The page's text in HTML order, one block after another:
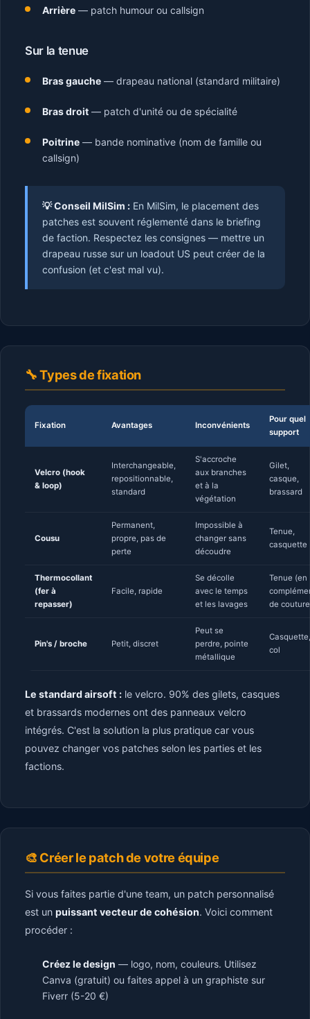
Arrière — patch humour ou callsign
Sur la tenue
Bras gauche — drapeau national (standard militaire)
Bras droit — patch d'unité ou de spécialité
Poitrine — bande nominative (nom de famille ou
callsign)
💡 Conseil MilSim : En MilSim, le placement des
patches est souvent réglementé dans le briefing
de faction. Respectez les consignes — mettre un
drapeau russe sur un loadout US peut créer de la
confusion (et c'est mal vu).
🔧 Types de fixation
Fixation Avantages Inconvénients
Pour quel
support
Velcro (hook
& loop)
Interchangeable,
repositionnable,
standard
S'accroche
aux branches
et à la
végétation
Gilet,
casque,
brassard
Cousu
Permanent,
propre, pas de
perte
Impossible à
changer sans
découdre
Tenue,
casquette
Thermocollant
(fer à
repasser)
Facile, rapide
Se décolle
avec le temps
et les lavages
Tenue (en
de
Pin's / broche Petit, discret
Peut se
perdre, pointe
métallique
Casquette,
col
Le standard airsoft : le velcro. 90% des gilets, casques
et brassards modernes ont des panneaux velcro
intégrés. C'est la solution la plus pratique car vous
pouvez changer vos patches selon les parties et les
factions.
🎨 Créer le patch de votre équipe
Si vous faites partie d'une team, un patch personnalisé
est un puissant vecteur de cohésion. Voici comment
procéder :
Créez le design — logo, nom, couleurs. Utilisez
Canva (gratuit) ou faites appel à un graphiste sur
Fiverr (5-20 €)